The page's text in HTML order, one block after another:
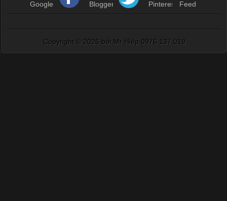
Copyright © 2026 bởi Mr Hiệp 0976.137.019